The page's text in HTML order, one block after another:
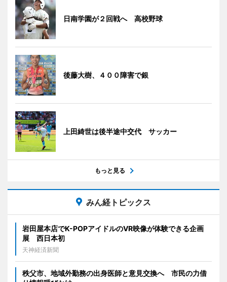
日南学園が２回戦へ 高校野球
後藤大樹、４００障害で銀
上田綺世は後半途中交代 サッカー
もっと見る
みん経トピックス
岩田屋本店でK-POPアイドルのVR映像が体験できる企画
展 西日本初
天神経済新聞
秩父市、地域外勤務の出身医師と意見交換へ 市民の力借